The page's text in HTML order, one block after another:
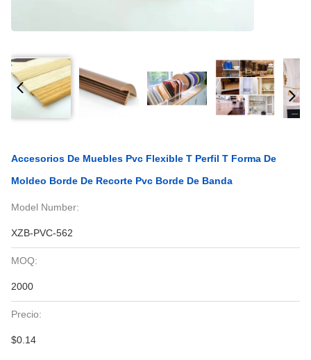
Accesorios De Muebles Pvc Flexible T Perfil T Forma De
Moldeo Borde De Recorte Pvc Borde De Banda
Model Number:
XZB-PVC-562
MOQ:
2000
Precio:
$0.14